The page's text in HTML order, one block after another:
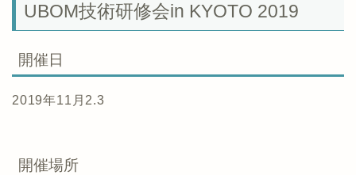
UBOM技術研修会in KYOTO 2019
開催日
2019年11月2.3
開催場所